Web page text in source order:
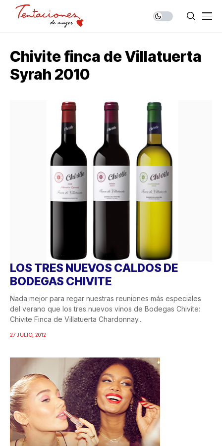
Chivite finca de Villatuerta
Syrah 2010
LOS TRES NUEVOS CALDOS DE
BODEGAS CHIVITE
Nada mejor para regar nuestras reuniones más especiales
del verano que los tres nuevos vinos de Bodegas Chivite:
Chivite Finca de Villatuerta Chardonnay...
27 JULIO, 2012